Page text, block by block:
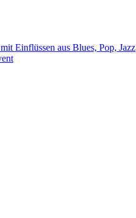
Einflüssen aus Blues, Pop, Jazz